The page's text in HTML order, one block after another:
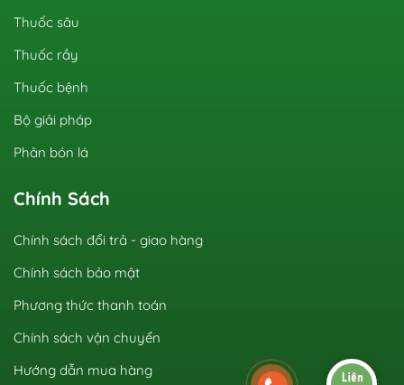
Thuốc sâu
Thuốc rầy
Thuốc bệnh
Bộ giải pháp
Phân bón lá
Chính Sách
Chính sách đổi trả - giao hàng
Chính sách bảo mật
Phương thức thanh toán
Chính sách vận chuyển
Hướng dẫn mua hàng